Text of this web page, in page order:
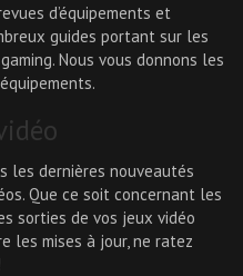
d’équipements et
guides portant sur les
Nous vous donnons les
les dernières nouveautés
Que ce soit concernant les
sorties de vos jeux vidéo
les mises à jour, ne ratez